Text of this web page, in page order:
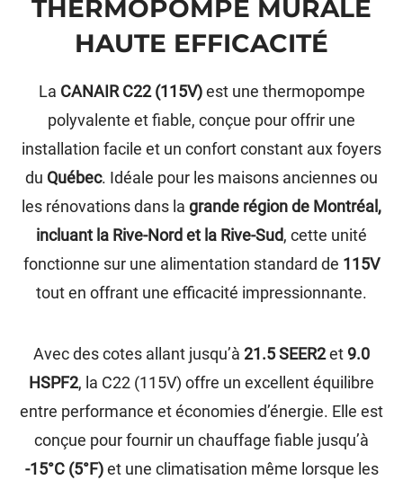
THERMOPOMPE MURALE
HAUTE EFFICACITÉ
La CANAIR C22 (115V)est une thermopompe
polyvalente et fiable, conçue pour offrir une
installation facile et un confort constant aux foyers
du Québec. Idéale pour les maisons anciennes ou
les rénovations dans la grande région de Montréal,
incluant la Rive-Nord et la Rive-Sud, cette unité
fonctionne sur une alimentation standard de 115V
tout en offrant une efficacité impressionnante.
Avec des cotes allant jusqu’à 21.5 SEER2et 9.0
HSPF2, la C22 (115V) offre un excellent équilibre
entre performance et économies d’énergie. Elle est
conçue pour fournir un chauffage fiable jusqu’à
-15°C (5°F)et une climatisation même lorsque les